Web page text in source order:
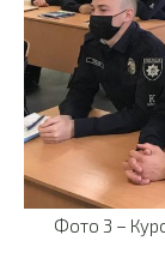
Фото 3 –